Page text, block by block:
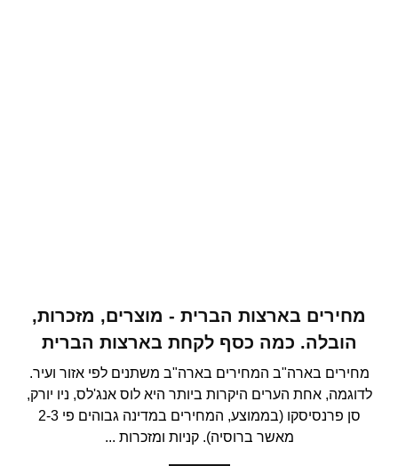
מחירים בארצות הברית - מוצרים, מזכרות,
הובלה. כמה כסף לקחת בארצות הברית
מחירים בארה"ב המחירים בארה"ב משתנים לפי אזור ועיר.
לדוגמה, אחת הערים היקרות ביותר היא לוס אנג'לס, ניו יורק,
סן פרנסיסקו (בממוצע, המחירים במדינה גבוהים פי 2-3
מאשר ברוסיה). קניות ומזכרות ...